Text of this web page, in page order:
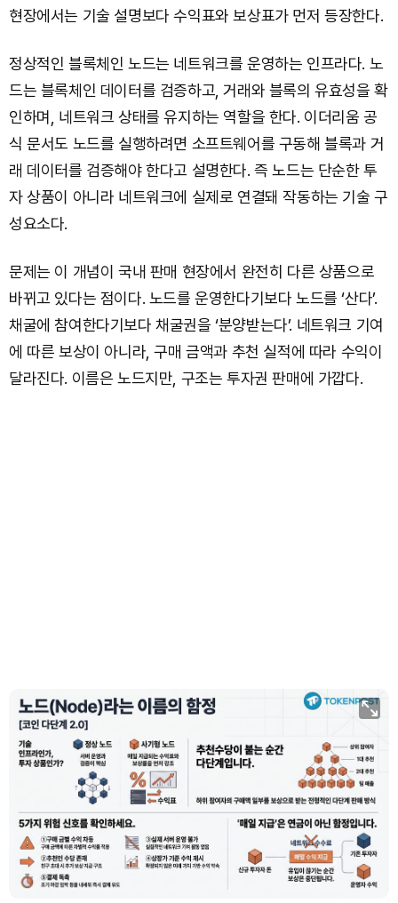
현장에서는 기술 설명보다 수익표와 보상표가 먼저 등장한다.
정상적인 블록체인 노드는 네트워크를 운영하는 인프라다. 노
드는 블록체인 데이터를 검증하고, 거래와 블록의 유효성을 확
인하며, 네트워크 상태를 유지하는 역할을 한다. 이더리움 공
식 문서도 노드를 실행하려면 소프트웨어를 구동해 블록과 거
래 데이터를 검증해야 한다고 설명한다. 즉 노드는 단순한 투
자 상품이 아니라 네트워크에 실제로 연결돼 작동하는 기술 구
성요소다.
문제는 이 개념이 국내 판매 현장에서 완전히 다른 상품으로
바뀌고 있다는 점이다. 노드를 운영한다기보다 노드를 ‘산다’.
채굴에 참여한다기보다 채굴권을 ‘분양받는다’. 네트워크 기여
에 따른 보상이 아니라, 구매 금액과 추천 실적에 따라 수익이
달라진다. 이름은 노드지만, 구조는 투자권 판매에 가깝다.